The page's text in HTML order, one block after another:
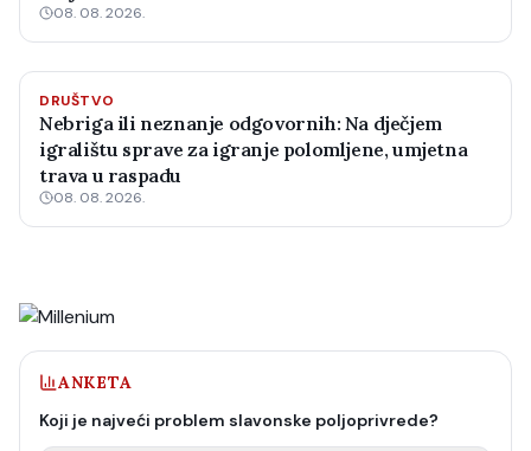
08. 08. 2026.
DRUŠTVO
Nebriga ili neznanje odgovornih: Na dječjem
igralištu sprave za igranje polomljene, umjetna
trava u raspadu
08. 08. 2026.
ANKETA
Koji je najveći problem slavonske poljoprivrede?